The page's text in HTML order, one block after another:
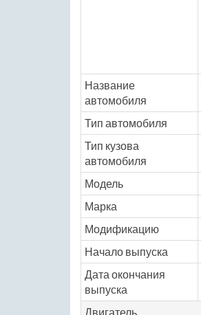
Название
автомобиля
Тип автомобиля
Тип кузова
автомобиля
Модель
Марка
Модификацию
Начало выпуска
Дата окончания
выпуска
Двигатель